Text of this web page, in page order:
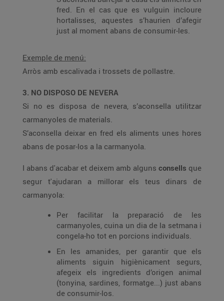
fred. En el cas que es vulguin incloure
hortalisses, aquestes s’haurien d’afegir
just al moment abans de consumir-les.
Exemple de menú:
Arròs amb escalivada i trossets de pollastre.
3. NO DISPOSO DE NEVERA
Si no es disposa de nevera, s’aconsella utilitzar
carmanyoles de materials.
S’aconsella deixar en fred els aliments unes hores
abans de posar-los a la carmanyola.
I abans d'acabar et deixem amb alguns consells que
segur t'ajudaran a millorar els teus dinars de
carmanyola:
Per facilitar la preparació de les
carmanyoles, cuina un dia de la setmana i
congela-ho tot en porcions individuals.
En les amanides, per garantir que els
aliments siguin higiènicament segurs,
afegeix els ingredients d’origen animal
(tonyina, sardines, formatge...) just abans
de consumir-los.